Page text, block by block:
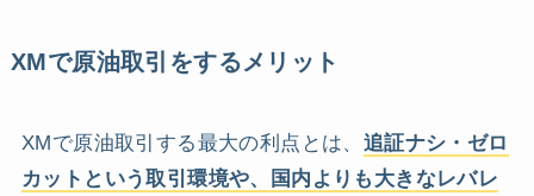
XMで原油取引をするメリット
XMで原油取引する最大の利点とは、 追証ナシ・ゼロ
カットという取引環境や、国内よりも大きなレバレ